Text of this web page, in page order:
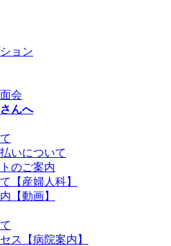
ョン
会
んへ
いについて
のご案内
【産婦人科】
【動画】
ス【病院案内】